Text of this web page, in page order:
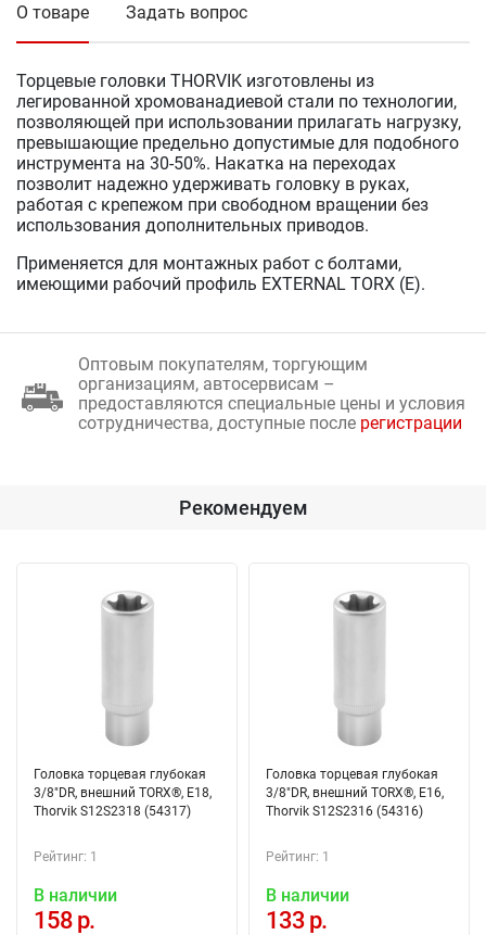
О товаре Задать вопрос
Торцевые головки THORVIK изготовлены из
легированной хромованадиевой стали по технологии,
позволяющей при использовании прилагать нагрузку,
превышающие предельно допустимые для подобного
инструмента на 30-50%. Накатка на переходах
позволит надежно удерживать головку в руках,
работая с крепежом при свободном вращении без
использования дополнительных приводов.
Применяется для монтажных работ с болтами,
имеющими рабочий профиль EXTERNAL TORX (Е).
Оптовым покупателям, торгующим
организациям, автосервисам –
предоставляются специальные цены и условия
сотрудничества, доступные после регистрации
Рекомендуем
Головка торцевая глубокая
3/8"DR, внешний TORX®, Е18,
Thorvik S12S2318 (54317)
Рейтинг: 1
В наличии
158 р.
Головка торцевая глубокая
3/8"DR, внешний TORX®, Е16,
Thorvik S12S2316 (54316)
Рейтинг: 1
В наличии
133 р.